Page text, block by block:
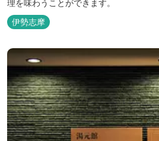
理を味わうことができます。
伊勢志摩